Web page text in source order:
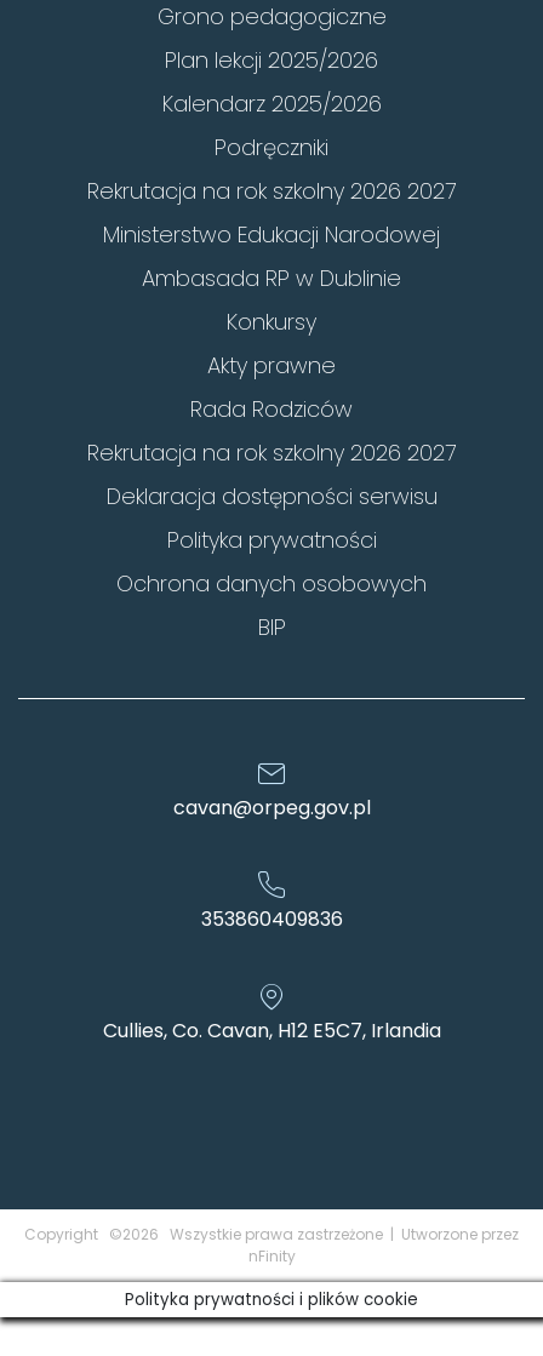
Grono pedagogiczne
Plan lekcji 2025/2026
Kalendarz 2025/2026
Podręczniki
Rekrutacja na rok szkolny 2026 2027
Ministerstwo Edukacji Narodowej
Ambasada RP w Dublinie
Konkursy
Akty prawne
Rada Rodziców
Rekrutacja na rok szkolny 2026 2027
Deklaracja dostępności serwisu
Polityka prywatności
Ochrona danych osobowych
BIP
cavan@orpeg.gov.pl
353860409836
Cullies, Co. Cavan, H12 E5C7, Irlandia
Copyright ©2026 Wszystkie prawa zastrzeżone | Utworzone przez
nFinity
Polityka prywatności i plików cookie